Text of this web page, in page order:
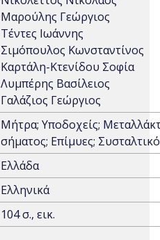
Μαρούλης Γεώργιος
Τέντες Ιωάννης
Σιμόπουλος Κωνσταντίνος
Καρτάλη-Κτενίδου Σοφία
Λυμπέρης Βασίλειος
Γαλάζιος Γεώργιος
Μήτρα; Υποδοχείς;
σήματος; Επίμυες;
Ελλάδα
Ελληνικά
104 σ., εικ.